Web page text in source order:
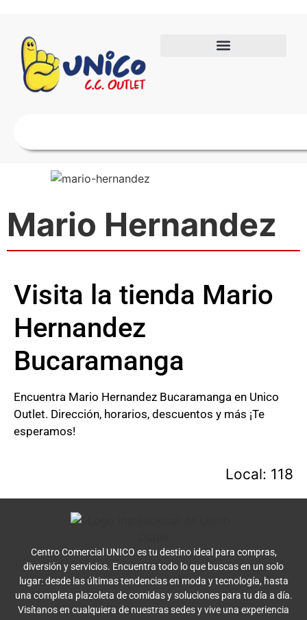
Mario Hernandez
Visita la tienda Mario
Hernandez
Bucaramanga
Encuentra Mario Hernandez Bucaramanga en Unico
Outlet. Dirección, horarios, descuentos y más ¡Te
esperamos!
Local: 118
Centro Comercial UNICO es tu destino ideal para compras,
diversión y servicios. Encuentra todo lo que buscas en un solo
lugar: desde las últimas tendencias en moda y tecnología, hasta
una completa plazoleta de comidas y soluciones para tu día a día.
Visítanos en cualquiera de nuestras sedes y vive una experiencia